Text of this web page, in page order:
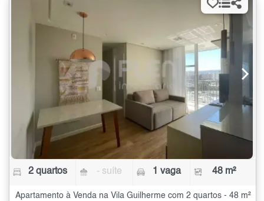
2 quartos - suíte 1 vaga 48 m²
Apartamento à Venda na Vila Guilherme com 2 quartos - 48 m²